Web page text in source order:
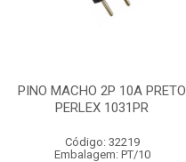
PINO MACHO 2P 10A PRETO
PERLEX 1031PR
Código: 32219
Embalagem: PT/10